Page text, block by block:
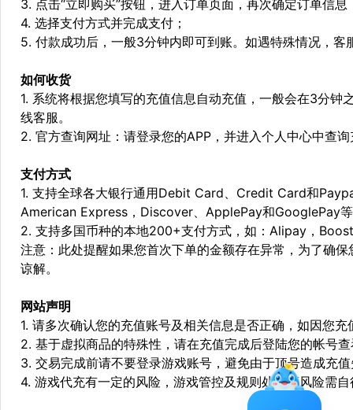
3. 点击“立即购买”按钮，进入订单页面，再次确定订单信息
4. 选择支付方式并完成支付；
5. 付款成功后，一般3分钟内即可到账。如遇特殊情况，
如何收货
1. 系统将根据您填写的充值信息自动充值，一般会在3分
线客服。
2. 官方查询网址：请登录您的APP，并进入个人中心中查
支付方式
1. 支持全球各大银行通用Debit Card、Credit Card和
American Express，Discover、ApplePay和GooglePay
2. 支持多国币种的本地200+支付方式，如：Alipay，
注意：此处提醒如果您首次下单的金额存在异常，为了确
谅解。
网站声明
1. 请多次确认您的充值账号及相关信息是否正确，如因您
2. 基于虚拟商品的特殊性，请在充值完成后登陆您的帐号
3. 交易完成前请不要登录游戏账号，避免由于顶号造成充
4. 游戏代充有一定的风险，游戏管控及规则处罚等风险需